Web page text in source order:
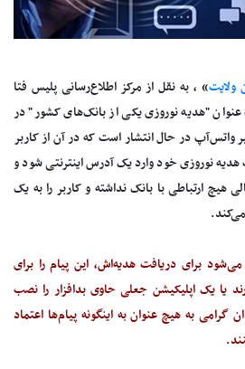
ولایت» ، به نقل از مرکز اطلاع‌رسانی پلیس فتا
عنوان "هدیه نوروزی یکی از بانک‌های کشور" در
واتس‌آپ در حال انتشار است که در آن از کاربر
نوروزی خود وارد یک آدرس اینترنتی شود و
هیچ ارتباطی با بانک نداشته و کاربر را به یک
می‌شود برای دریافت هدیه‌اش، این پیام را برای
یا یک اپلیکیشن جعلی حاوی بدافزار را نصب
به هیچ عنوان به اینگونه پیام‌ها اعتماد